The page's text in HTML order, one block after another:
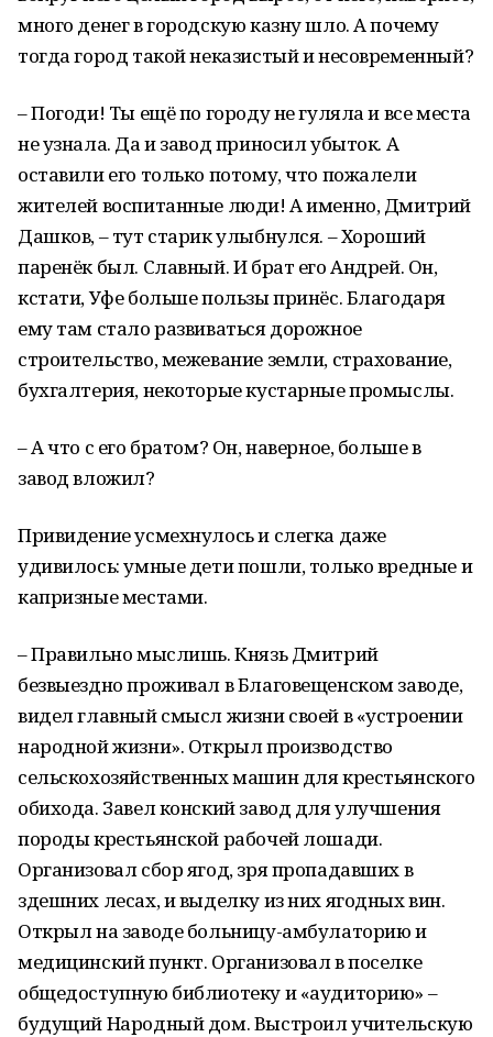
много денег в городскую казну шло. А почему
тогда город такой неказистый и несовременный?
– Погоди! Ты ещё по городу не гуляла и все места
не узнала. Да и завод приносил убыток. А
оставили его только потому, что пожалели
жителей воспитанные люди! А именно, Дмитрий
Дашков, – тут старик улыбнулся. – Хороший
паренёк был. Славный. И брат его Андрей. Он,
кстати, Уфе больше пользы принёс. Благодаря
ему там стало развиваться дорожное
строительство, межевание земли, страхование,
бухгалтерия, некоторые кустарные промыслы.
– А что с его братом? Он, наверное, больше в
завод вложил?
Привидение усмехнулось и слегка даже
удивилось: умные дети пошли, только вредные и
капризные местами.
– Правильно мыслишь. Князь Дмитрий
безвыездно проживал в Благовещенском заводе,
видел главный смысл жизни своей в «устроении
народной жизни». Открыл производство
сельскохозяйственных машин для крестьянского
обихода. Завел конский завод для улучшения
породы крестьянской рабочей лошади.
Организовал сбор ягод, зря пропадавших в
здешних лесах, и выделку из них ягодных вин.
Открыл на заводе больницу-амбулаторию и
медицинский пункт. Организовал в поселке
общедоступную библиотеку и «аудиторию» –
будущий Народный дом. Выстроил учительскую